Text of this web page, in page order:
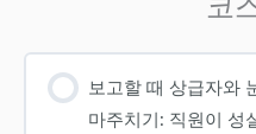
코
보고할 때 상급자와
마주치기: 직원이 성